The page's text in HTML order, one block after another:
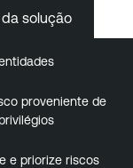
solução
01
Descubra
proveniente de
e priorize riscos